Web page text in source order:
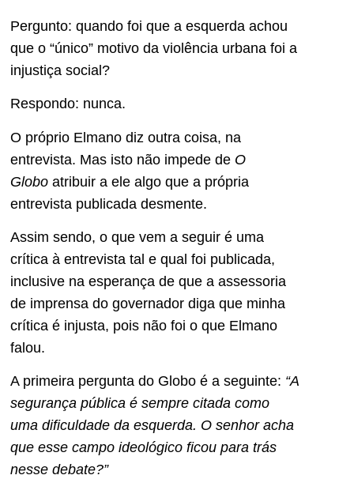
Pergunto: quando foi que a esquerda achou
que o “único” motivo da violência urbana foi a
injustiça social?
Respondo: nunca.
O próprio Elmano diz outra coisa, na
entrevista. Mas isto não impede de O
Globo atribuir a ele algo que a própria
entrevista publicada desmente.
Assim sendo, o que vem a seguir é uma
crítica à entrevista tal e qual foi publicada,
inclusive na esperança de que a assessoria
de imprensa do governador diga que minha
crítica é injusta, pois não foi o que Elmano
falou.
A primeira pergunta do Globo é a seguinte: “A
segurança pública é sempre citada como
uma dificuldade da esquerda. O senhor acha
que esse campo ideológico ficou para trás
nesse debate?”